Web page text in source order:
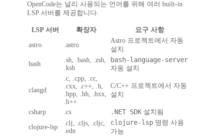
OpenCode는 널리 사용되는 언어를 위해 여러 built-in
LSP 서버를 제공합니다.
LSP 서버 확장자 요구 사항
astro .astro
Astro 프로젝트에서 자동
설치
bash
.sh, .bash, .zsh,
.ksh
bash-language-server
자동 설치
clangd
.c, .cpp, .cc,
.cxx, .c++, .h,
.hpp, .hh, .hxx,
.h++
C/C++ 프로젝트에서 자동
설치
csharp .cs .NET SDK 설치됨
clojure-lsp
.clj, .cljs, .cljc,
.edn
clojure-lsp 명령 사용
가능